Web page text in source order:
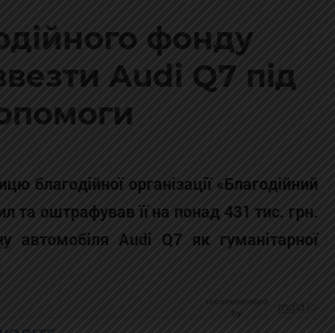
фонду
Audi Q7 під
благодійної організації «Благодійний
та оштрафував її на понад 431 тис. грн.
автомобіля Audi Q7 як гуманітарної